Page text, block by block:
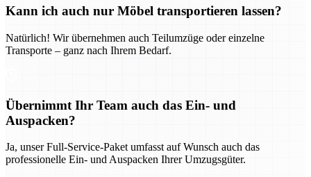
Kann ich auch nur Möbel transportieren lassen?
Natürlich! Wir übernehmen auch Teilumzüge oder einzelne
Transporte – ganz nach Ihrem Bedarf.
Übernimmt Ihr Team auch das Ein- und
Auspacken?
Ja, unser Full-Service-Paket umfasst auf Wunsch auch das
professionelle Ein- und Auspacken Ihrer Umzugsgüter.